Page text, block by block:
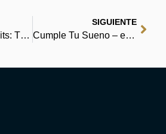
Kids Beyond Limits: The Anat Baniel Method for Awakening the Brain and Transforming the Life of Your Child with Special Needs – Free Book PDF
SIGUIENTE
Cumple Tu Sueno – eBook PDF